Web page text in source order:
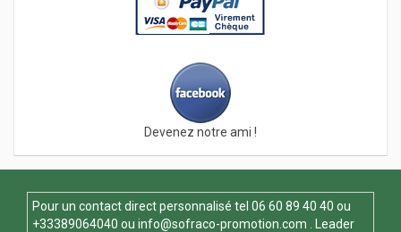
Devenez notre ami !
Pour un contact direct personnalisé tel 06 60 89 40 40 ou
+33389064040 ou info@sofraco-promotion.com . Leader